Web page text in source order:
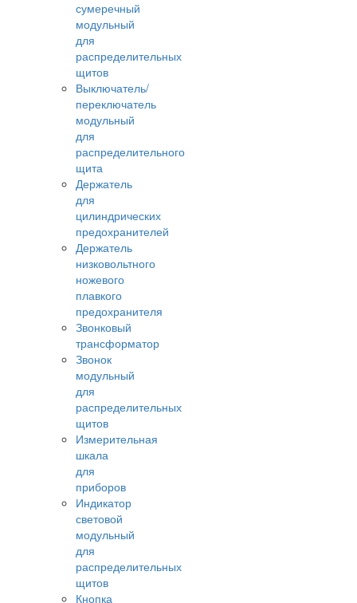
сумеречный
модульный
для
распределительных
щитов
Выключатель/
переключатель
модульный
для
распределительного
щита
Держатель
для
цилиндрических
предохранителей
Держатель
низковольтного
ножевого
плавкого
предохранителя
Звонковый
трансформатор
Звонок
модульный
для
распределительных
щитов
Измерительная
шкала
для
приборов
Индикатор
световой
модульный
для
распределительных
щитов
Кнопка